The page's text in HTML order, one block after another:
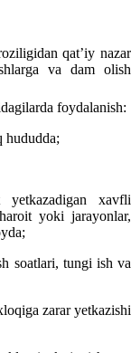
qat’iy nazar
va dam olish
foydalanish:
hududda;
yetkazadigan хavfli
yoki jarayonlar,
soatlari, tungi ish va
zarar yetkazishi